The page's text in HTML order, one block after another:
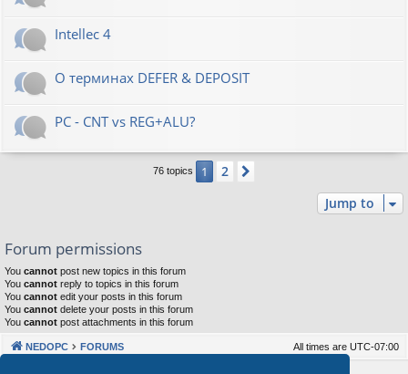
Intellec 4
О терминах DEFER & DEPOSIT
PC - CNT vs REG+ALU?
76 topics 1 2
Jump to
Forum permissions
You cannot post new topics in this forum
You cannot reply to topics in this forum
You cannot edit your posts in this forum
You cannot delete your posts in this forum
You cannot post attachments in this forum
NEDOPC FORUMS All times are UTC-07:00